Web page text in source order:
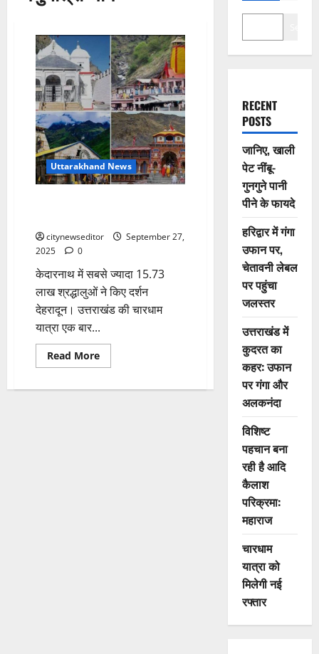
Uttarakhand News
citynewseditor
September 27,
2025
0
केदारनाथ में सबसे ज्यादा 15.73
लाख श्रद्धालुओं ने किए दर्शन
देहरादून। उत्तराखंड की चारधाम
यात्रा एक बार...
Read MoreRead
more
में
RECENT
POSTS
जानिए, खाली
पेट नींबू-
गुनगुने पानी
पीने के फायदे
हरिद्वार में गंगा
उफान पर,
चेतावनी लेबल
पर पहुंचा
जलस्तर
उत्तराखंड में
कुदरत का
कहर: उफान
पर गंगा और
अलकनंदा
विशिष्ट
पहचान बना
रही है आदि
कैलाश
परिक्रमा:
महाराज
चारधाम
यात्रा को
मिलेगी नई
रफ्तार